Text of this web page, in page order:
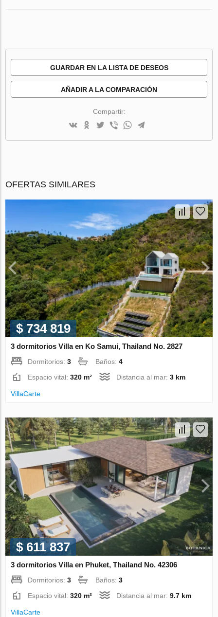
GUARDAR EN LA LISTA DE DESEOS
AÑADIR A LA COMPARACIÓN
Compartir:
OFERTAS SIMILARES
$ 734 819
3 dormitorios Villa en Ko Samui, Thailand No. 2827
Dormitorios:3 Baños:4
Espacio vital:320 m² Distancia al mar:3 km
VillaСarte
$ 611 837
3 dormitorios Villa en Phuket, Thailand No. 42306
Dormitorios:3 Baños:3
Espacio vital:320 m² Distancia al mar:9.7 km
VillaСarte